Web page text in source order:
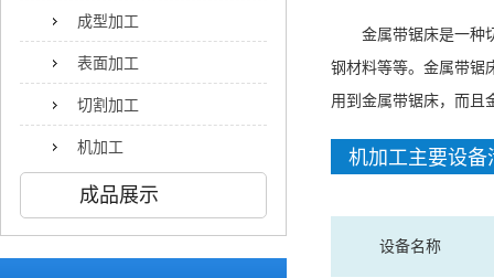
成型加工
表面加工
切割加工
机加工
成品展示
金属带锯床是一种
钢材料等等。金属带锯
用到金属带锯床，而且
机加工主要设备
设备名称